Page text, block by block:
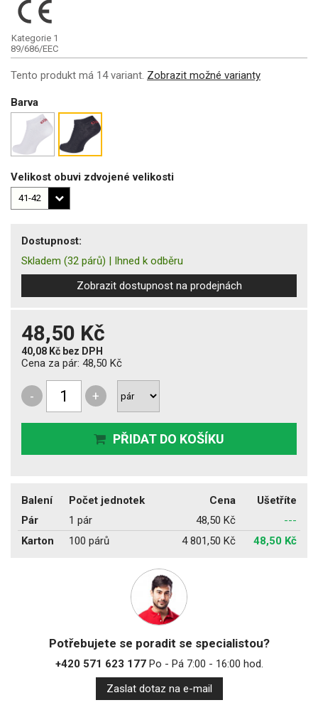
Kategorie 1
89/686/EEC
Tento produkt má 14 variant. Zobrazit možné varianty
Barva
Velikost obuvi zdvojené velikosti
Dostupnost:
Skladem (32 párů) | Ihned k odběru
Zobrazit dostupnost na prodejnách
48,50 Kč
40,08 Kč bez DPH
Cena za pár: 48,50 Kč
- +
PŘIDAT DO KOŠÍKU
Balení Počet jednotek Cena
Ušetříte
Pár
1 pár 48,50 Kč
---
Karton
100 párů 4 801,50 Kč 48,50 Kč
Potřebujete se poradit se specialistou?
+420 571 623 177Po - Pá 7:00 - 16:00 hod.
Zaslat dotaz na e-mail